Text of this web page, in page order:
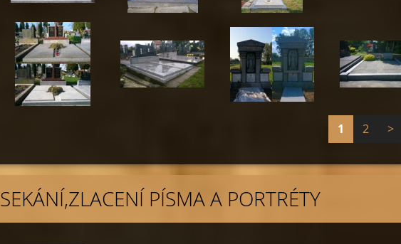
1 2 >
SEKÁNÍ,ZLACENÍ PÍSMA A PORTRÉTY